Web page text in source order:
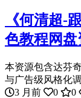
《何清超-
色教程网
本资源包含达芬
与广告级风格化
3 月前
0 0